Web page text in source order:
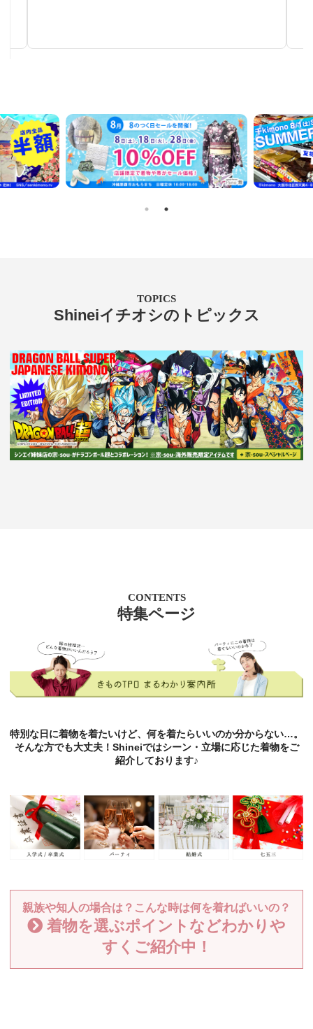
TOPICS
Shineiイチオシのトピックス
CONTENTS
特集ページ
特別な日に着物を着たいけど、何を着たらいいのか分からない…。
そんな方でも大丈夫！Shineiではシーン・立場に応じた着物をご
紹介しております♪
親族や知人の場合は？こんな時は何を着ればいいの？
着物を選ぶポイントなどわかりや
すくご紹介中！